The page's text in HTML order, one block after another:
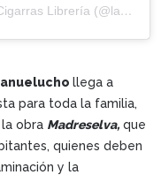
Una publicación compartida por Las Cigarras Librería (@lascigarraslibreria)
llega a
para toda la familia,
obra Madreselva, que
quienes deben
y la